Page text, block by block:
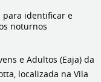
para identificar e
noturnos
e Adultos (Eaja) da
localizada na Vila